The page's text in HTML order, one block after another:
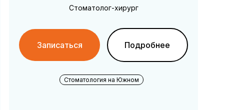
Стоматолог-хирург
Записаться Подробнее
Стоматология на Южном